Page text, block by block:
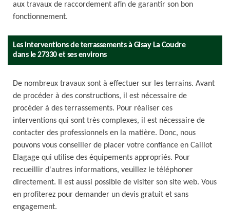
aux travaux de raccordement afin de garantir son bon
fonctionnement.
Les interventions de terrassements à Gisay La Coudre
dans le 27330 et ses environs
De nombreux travaux sont à effectuer sur les terrains. Avant
de procéder à des constructions, il est nécessaire de
procéder à des terrassements. Pour réaliser ces
interventions qui sont très complexes, il est nécessaire de
contacter des professionnels en la matière. Donc, nous
pouvons vous conseiller de placer votre confiance en Caillot
Elagage qui utilise des équipements appropriés. Pour
recueillir d'autres informations, veuillez le téléphoner
directement. Il est aussi possible de visiter son site web. Vous
en profiterez pour demander un devis gratuit et sans
engagement.